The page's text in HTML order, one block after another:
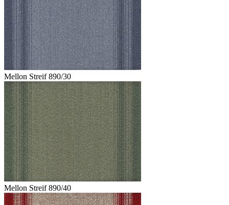
Mellon Streif 890/30
Mellon Streif 890/40